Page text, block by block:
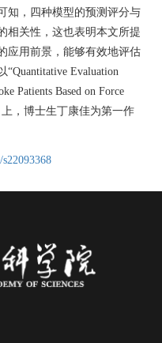
知，四种模型的预测评分与
相关性，这也表明本文所提
应用前景，能够有效地评估
“Quantitative Evaluation
Patients Based on Force
上，博士生丁康佳为第一作